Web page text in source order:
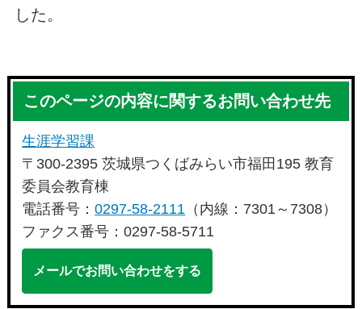
した。
このページの内容に関するお問い合わせ先
生涯学習課
〒300-2395 茨城県つくばみらい市福田195 教育
委員会教育棟
電話番号：0297-58-2111 （内線：7301～7308）
ファクス番号：0297-58-5711
メールでお問い合わせをする